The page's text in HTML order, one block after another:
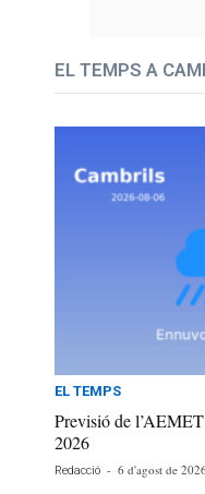
EL TEMPS A
EL TEMPS
Previsió de
2026
Redacció - 6 d'agost de 2026